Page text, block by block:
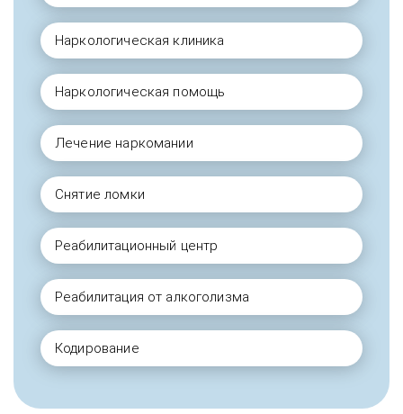
Наркологическая клиника
Наркологическая помощь
Лечение наркомании
Снятие ломки
Реабилитационный центр
Реабилитация от алкоголизма
Кодирование